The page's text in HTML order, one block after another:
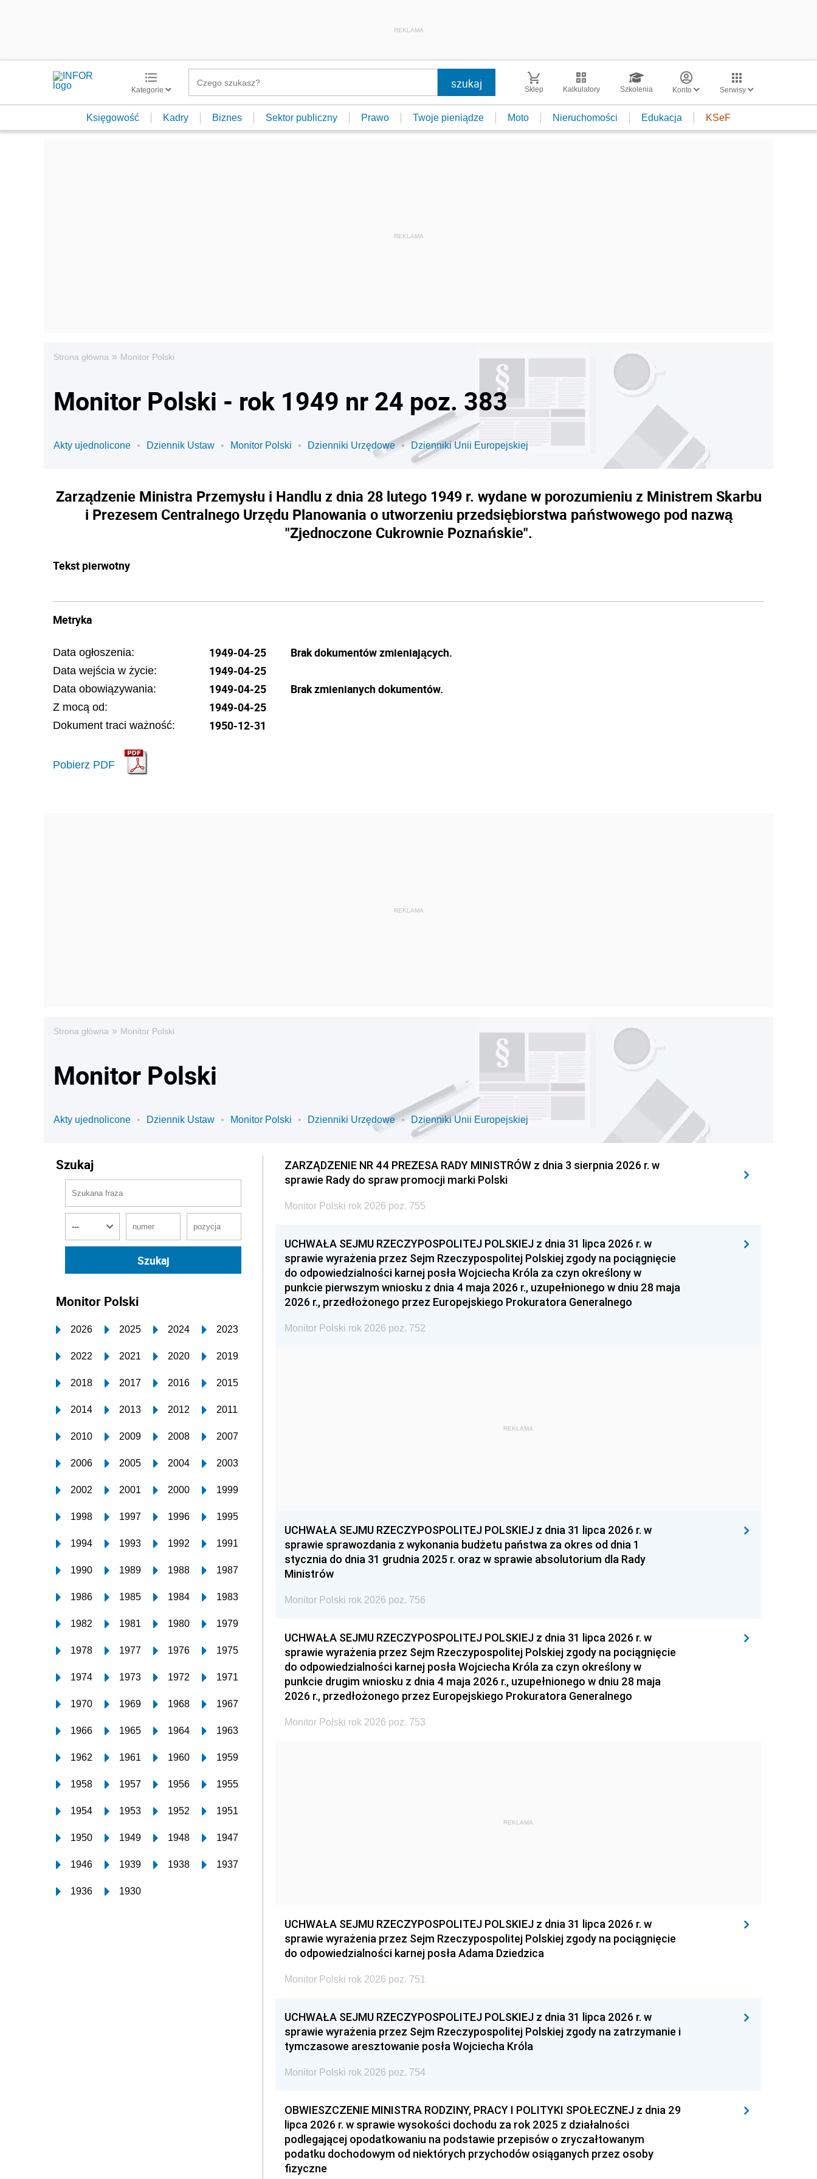
REKLAMA
Kategorie Sklep Kalkulatory Szkolenia Konto Serwisy
Księgowość Kadry Biznes Sektor publiczny Prawo Twoje pieniądze Moto Nieruchomości Edukacja KSeF
Strona główna » Monitor Polski
Monitor Polski - rok 1949 nr 24 poz. 383
Akty ujednolicone Dziennik Ustaw Monitor Polski Dzienniki Urzędowe Dzienniki Unii Europejskiej
Zarządzenie Ministra Przemysłu i Handlu z dnia 28 lutego 1949 r. wydane w porozumieniu z Ministrem Skarbu
i Prezesem Centralnego Urzędu Planowania o utworzeniu przedsiębiorstwa państwowego pod nazwą
"Zjednoczone Cukrownie Poznańskie".
Tekst pierwotny
Metryka
Data ogłoszenia: 1949-04-25
Data wejścia w życie: 1949-04-25
Data obowiązywania: 1949-04-25
Z mocą od: 1949-04-25
Dokument traci ważność: 1950-12-31
Pobierz PDF
Brak dokumentów zmieniających.
Brak zmienianych dokumentów.
Strona główna » Monitor Polski
Monitor Polski
Akty ujednolicone Dziennik Ustaw Monitor Polski Dzienniki Urzędowe Dzienniki Unii Europejskiej
Szukaj
Monitor Polski
2026 2025 2024 2023
2022 2021 2020 2019
2018 2017 2016 2015
2014 2013 2012 2011
2010 2009 2008 2007
2006 2005 2004 2003
2002 2001 2000 1999
1998 1997 1996 1995
1994 1993 1992 1991
1990 1989 1988 1987
1986 1985 1984 1983
1982 1981 1980 1979
1978 1977 1976 1975
1974 1973 1972 1971
1970 1969 1968 1967
1966 1965 1964 1963
1962 1961 1960 1959
1958 1957 1956 1955
1954 1953 1952 1951
1950 1949 1948 1947
1946 1939 1938 1937
1936 1930
ZARZĄDZENIE NR 44 PREZESA RADY MINISTRÓW z dnia 3 sierpnia 2026 r. w
sprawie Rady do spraw promocji marki Polski
Monitor Polski rok 2026 poz. 755
UCHWAŁA SEJMU RZECZYPOSPOLITEJ POLSKIEJ z dnia 31 lipca 2026 r. w
sprawie wyrażenia przez Sejm Rzeczypospolitej Polskiej zgody na pociągnięcie
do odpowiedzialności karnej posła Wojciecha Króla za czyn określony w
punkcie pierwszym wniosku z dnia 4 maja 2026 r., uzupełnionego w dniu 28 maja
2026 r., przedłożonego przez Europejskiego Prokuratora Generalnego
Monitor Polski rok 2026 poz. 752
REKLAMA
UCHWAŁA SEJMU RZECZYPOSPOLITEJ POLSKIEJ z dnia 31 lipca 2026 r. w
sprawie sprawozdania z wykonania budżetu państwa za okres od dnia 1
stycznia do dnia 31 grudnia 2025 r. oraz w sprawie absolutorium dla Rady
Ministrów
Monitor Polski rok 2026 poz. 756
UCHWAŁA SEJMU RZECZYPOSPOLITEJ POLSKIEJ z dnia 31 lipca 2026 r. w
sprawie wyrażenia przez Sejm Rzeczypospolitej Polskiej zgody na pociągnięcie
do odpowiedzialności karnej posła Wojciecha Króla za czyn określony w
punkcie drugim wniosku z dnia 4 maja 2026 r., uzupełnionego w dniu 28 maja
2026 r., przedłożonego przez Europejskiego Prokuratora Generalnego
Monitor Polski rok 2026 poz. 753
REKLAMA
UCHWAŁA SEJMU RZECZYPOSPOLITEJ POLSKIEJ z dnia 31 lipca 2026 r. w
sprawie wyrażenia przez Sejm Rzeczypospolitej Polskiej zgody na pociągnięcie
do odpowiedzialności karnej posła Adama Dziedzica
Monitor Polski rok 2026 poz. 751
UCHWAŁA SEJMU RZECZYPOSPOLITEJ POLSKIEJ z dnia 31 lipca 2026 r. w
sprawie wyrażenia przez Sejm Rzeczypospolitej Polskiej zgody na zatrzymanie i
tymczasowe aresztowanie posła Wojciecha Króla
Monitor Polski rok 2026 poz. 754
OBWIESZCZENIE MINISTRA RODZINY, PRACY I POLITYKI SPOŁECZNEJ z dnia 29
lipca 2026 r. w sprawie wysokości dochodu za rok 2025 z działalności
podlegającej opodatkowaniu na podstawie przepisów o zryczałtowanym
podatku dochodowym od niektórych przychodów osiąganych przez osoby
fizyczne